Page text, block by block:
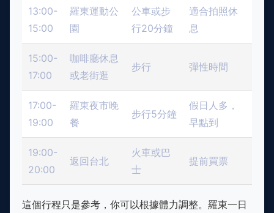
13:00-
15:00
羅東運動公
園
公車或步
行20分鐘
適合拍照休
息
15:00-
17:00
咖啡廳休息
或老街逛
步行 彈性時間
17:00-
19:00
羅東夜市晚
餐
步行5分鐘
假日人多，
早點到
19:00-
20:00
返回台北
火車或巴
士
提前買票
這個行程只是參考，你可以根據體力調整。羅東一日